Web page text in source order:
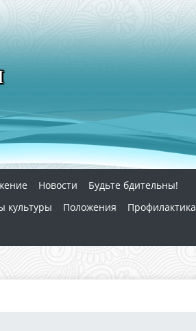
Новости
Будьте бдительны!
культуры Положения
Профилактика